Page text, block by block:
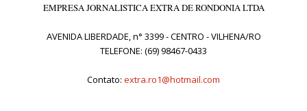
EMPRESA JORNALISTICA EXTRA DE RONDONIA LTDA
AVENIDA LIBERDADE, n° 3399 - CENTRO - VILHENA/RO
TELEFONE: (69) 98467-0433
Contato: extra.ro1@hotmail.com